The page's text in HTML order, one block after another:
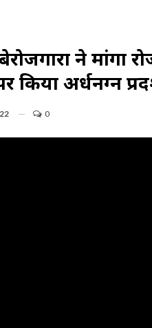
ने मांगा
अर्धनग्न
0